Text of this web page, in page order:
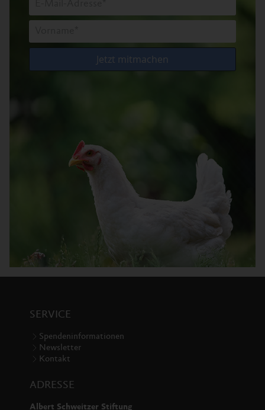
SERVICE
Spendeninformationen
Newsletter
Kontakt
ADRESSE
Albert Schweitzer Stiftung